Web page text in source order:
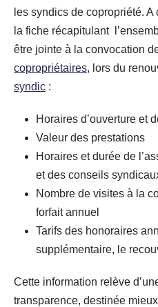
les syndics de copropriété. A
la fiche récapitulant
être jointe à la convocation
copropriétaires, lors du
syndic :
Horaires d’ouverture et
Valeur des prestations
Horaires et durée de
et des conseils
Nombre de visites à la
forfait annuel
Tarifs des honoraires
supplémentaire, le
Cette information relève
transparence, destinée